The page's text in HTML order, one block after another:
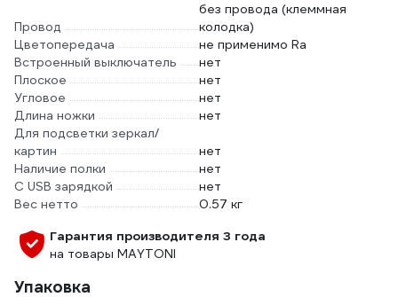
Провод
без провода (клеммная
колодка)
Цветопередача
не применимо Ra
Встроенный выключатель
нет
Плоское
нет
Угловое
нет
Длина ножки
нет
Для подсветки зеркал/
картин
нет
Наличие полки
нет
С USB зарядкой
нет
Вес нетто
0.57 кг
Гарантия производителя 3 года
на товары MAYTONI
Упаковка